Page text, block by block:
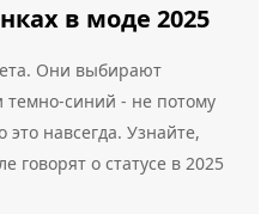
в моде 2025
Они выбирают
синий - не потому
это навсегда. Узнайте,
говорят о статусе в 2025